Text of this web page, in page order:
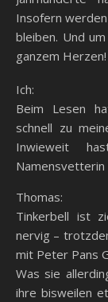
Insofern
bleiben. Und
ganzem Herzen!
Ich:
Beim Lesen
schnell zu
Inwieweit
Namensvetterin
Thomas:
Tinkerbell ist
nervig –
mit Peter Pans
Was sie
ihre bisweilen